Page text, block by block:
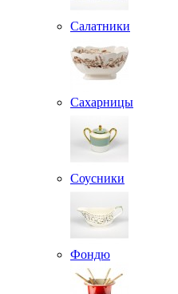
Салатники
Сахарницы
Соусники
Фондю